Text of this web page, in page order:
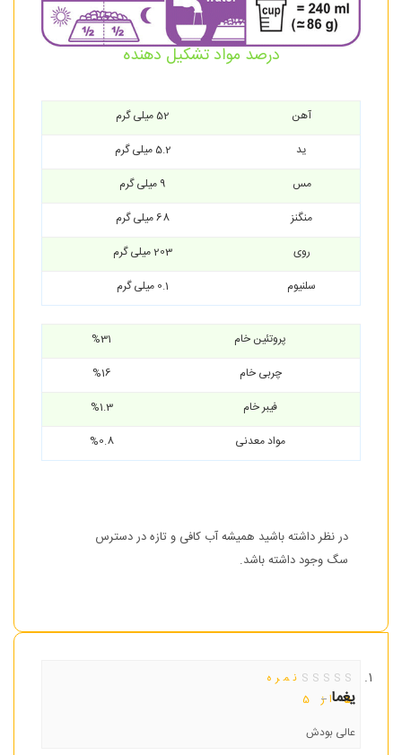
درصد مواد تشکیل دهنده
آهن
52 میلی گرم
ید
5.2 میلی گرم
مس
9 میلی گرم
منگنز
68 میلی گرم
روی
203 میلی گرم
سلنیوم
0.1 میلی گرم
پروتئین خام
%31
چربی خام
%16
فیبر خام
%1.3
مواد معدنی
%0.8
در نظر داشته باشید همیشه آب کافی و تازه در دسترس
سگ وجود داشته باشد.
نمره
5از 5
یغما–
عالی بودش